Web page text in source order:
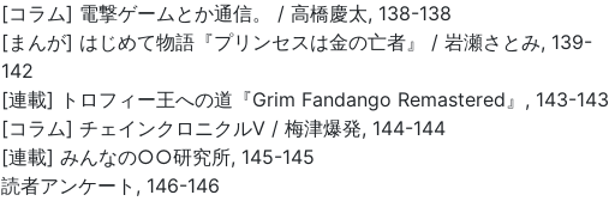
[コラム] 電撃ゲームとか通信。 / 高橋慶太, 138-138
[まんが] はじめて物語『プリンセスは金の亡者』 / 岩瀬さとみ, 139-
142
[連載] トロフィー王への道『Grim Fandango Remastered』, 143-143
[コラム] チェインクロニクルV / 梅津爆発, 144-144
[連載] みんなの○○研究所, 145-145
読者アンケート, 146-146